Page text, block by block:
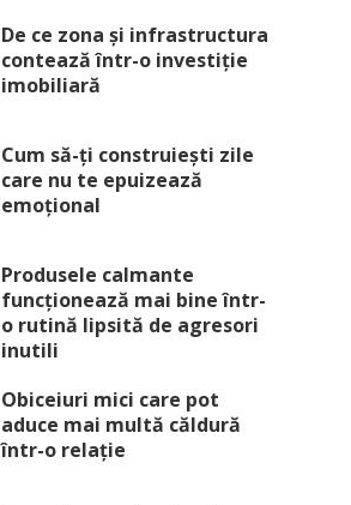
De ce zona și infrastructura
contează într-o investiție
imobiliară
Cum să-ți construiești zile
care nu te epuizează
emoțional
Produsele calmante
funcționează mai bine într-
o rutină lipsită de agresori
inutili
Obiceiuri mici care pot
aduce mai multă căldură
într-o relație